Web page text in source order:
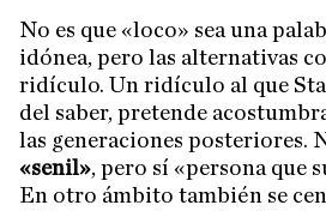
No es que «loco» sea una
idónea, pero las alternativas
ridículo. Un ridículo al que
del saber, pretende
las generaciones posteriores.
«senil», pero sí «persona que
En otro ámbito también se